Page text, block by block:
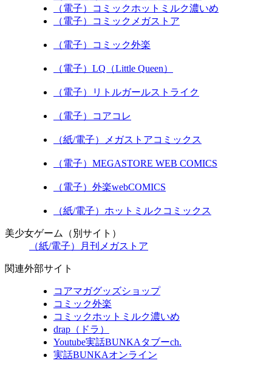
（電子）コミックホットミルク濃いめ
（電子）コミックメガストア
（電子）コミック外楽
（電子）LQ（Little Queen）
（電子）リトルガールストライク
（電子）コアコレ
（紙/電子）メガストアコミックス
（電子）MEGASTORE WEB COMICS
（電子）外楽webCOMICS
（紙/電子）ホットミルクコミックス
美少女ゲーム（別サイト）
（紙/電子）月刊メガストア
関連外部サイト
コアマガグッズショップ
コミック外楽
コミックホットミルク濃いめ
drap（ドラ）
Youtube実話BUNKAタブーch.
実話BUNKAオンライン